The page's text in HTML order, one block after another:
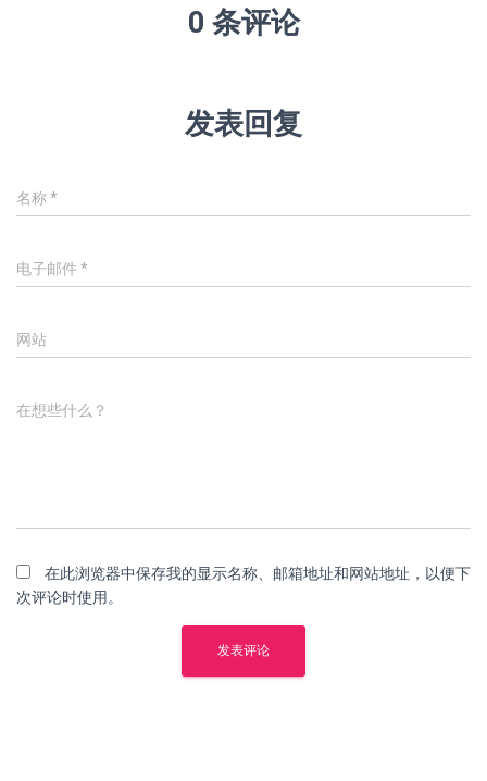
0 条评论
发表回复
名称*
电子邮件 *
网站
在想些什么？
在此浏览器中保存我的显示名称、邮箱地址和网站地址，以便下
次评论时使用。